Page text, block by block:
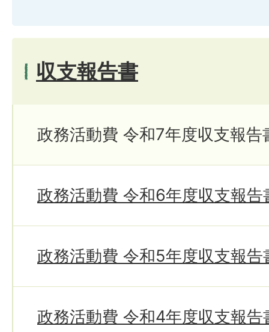
収支報告書
政務活動費 令和7年度収支報告
政務活動費 令和6年度収支報告
政務活動費 令和5年度収支報告
政務活動費 令和4年度収支報告